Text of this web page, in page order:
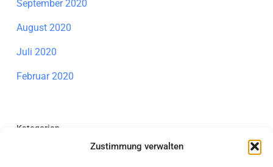
Zustimmung verwalten
September 2020
August 2020
Juli 2020
Februar 2020
Kategorien